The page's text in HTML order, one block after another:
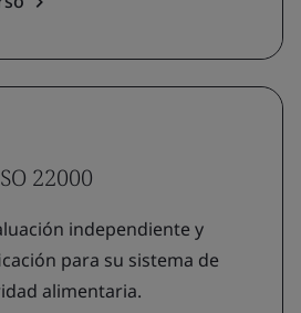
22000
independiente y
para su sistema de
alimentaria.